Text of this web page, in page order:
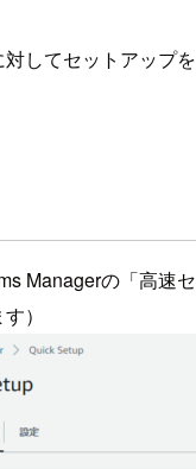
してセットアップ
Managerの「高速
）